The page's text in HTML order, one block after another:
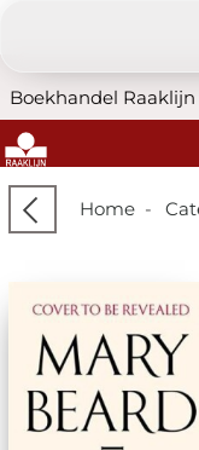
Boekhandel
Home-